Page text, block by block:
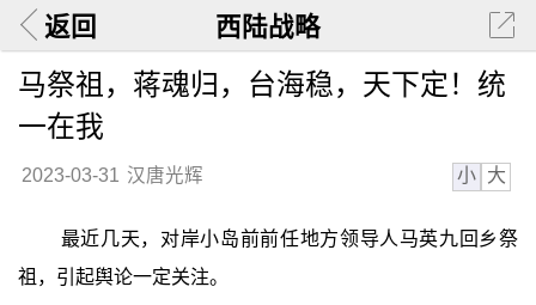
返回 西陆战略
马祭祖，蒋魂归，台海稳，天下定！统
一在我
2023-03-31 汉唐光辉 小 大
最近几天，对岸小岛前前任地方领导人马英九回乡祭
祖，引起舆论一定关注。